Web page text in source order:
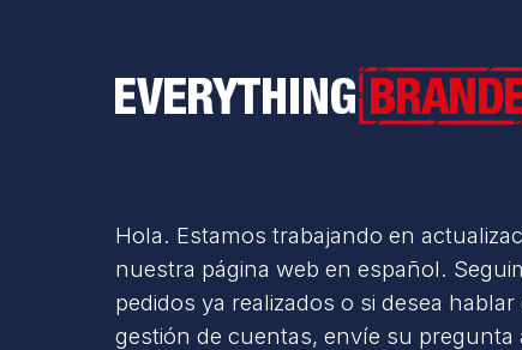
Everything Branded
Hola. Estamos trabajando en
nuestra página web en español.
pedidos ya realizados o si desea
gestión de cuentas, envíe su pregunta